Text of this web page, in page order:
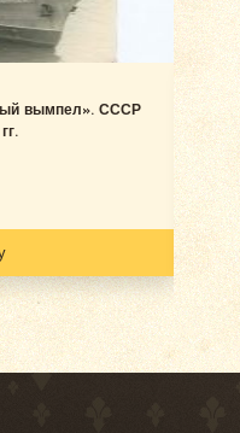
вымпел». СССР